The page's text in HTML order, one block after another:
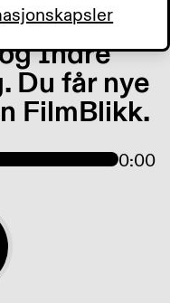
i
Indre
Du får nye
FilmBlikk.
0:00